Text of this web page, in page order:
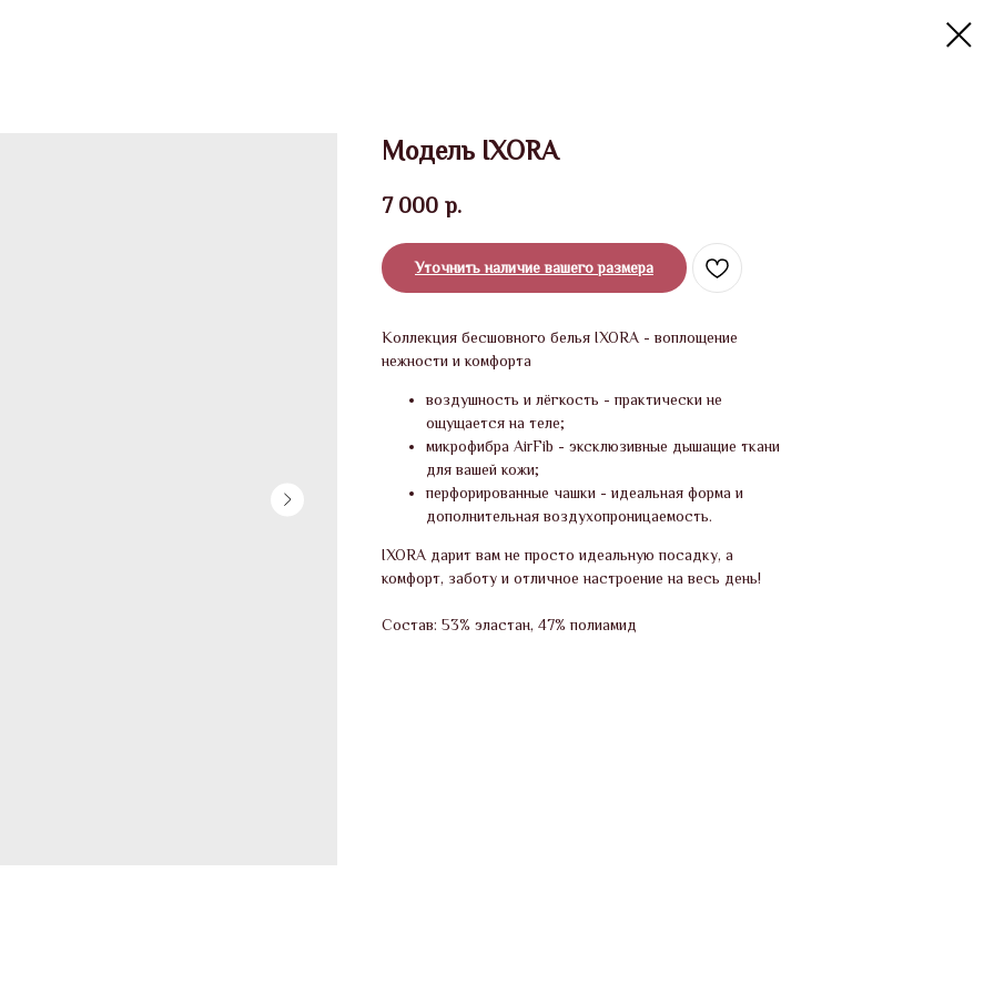
Модель IXORA
7 000 р.
Уточнить наличие вашего размера
Коллекция бесшовного белья IXORA - воплощение
нежности и комфорта
воздушность и лёгкость - практически не
ощущается на теле;
микрофибра AirFib - эксклюзивные дышащие ткани
для вашей кожи;
перфорированные чашки - идеальная форма и
дополнительная воздухопроницаемость.
IXORA дарит вам не просто идеальную посадку, а
комфорт, заботу и отличное настроение на весь день!
Состав: 53% эластан, 47% полиамид